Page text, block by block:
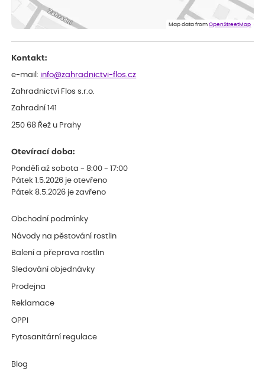
Doporučuji :). Spokojenost, stromky v pěkném stavu. Jediné, co
my chybělo, bylo komunikování nedostupného zboží před
Map data fromOpenStreetMap
Kontakt:
e-mail: info@zahradnictvi-flos.cz
Zahradnictví Flos s.r.o.
Zahradní 141
250 68 Řež u Prahy
Otevírací doba:
Pondělí až sobota - 8:00 - 17:00
Pátek 1.5.2026 je otevřeno
Pátek 8.5.2026 je zavřeno
Obchodní podmínky
Návody na pěstování rostlin
Balení a přeprava rostlin
Sledování objednávky
Prodejna
Reklamace
OPPI
Fytosanitární regulace
Blog